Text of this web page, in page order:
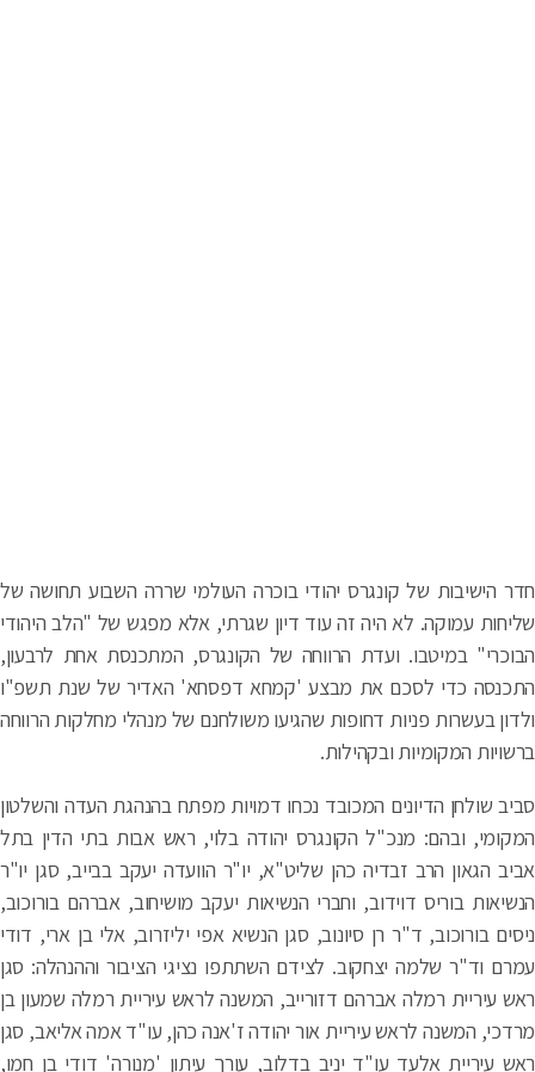
הישיבות של קונגרס יהודי בוכרה העולמי שררה השבוע תחושה של
עמוקה. לא היה זה עוד דיון שגרתי, אלא מפגש של "הלב היהודי
במיטבו. ועדת הרווחה של הקונגרס, המתכנסת אחת לרבעון,
כדי לסכם את מבצע 'קמחא דפסחא' האדיר של שנת תשפ"ו
בעשרות פניות דחופות שהגיעו משולחנם של מנהלי מחלקות הרווחה
המקומיות ובקהילות.
שולחן הדיונים המכובד נכחו דמויות מפתח בהנהגת העדה והשלטון
ובהם: מנכ"ל הקונגרס יהודה בלוי, ראש אבות בתי הדין בתל
הגאון הרב זבדיה כהן שליט"א, יו"ר הוועדה יעקב בבייב, סגן יו"ר
בוריס דוידוב, וחברי הנשיאות יעקב מושיחוב, אברהם בורוכוב,
בורוכוב, ד"ר רן סיונוב, סגן הנשיא אפי יליזרוב, אלי בן ארי, דודי
וד"ר שלמה יצחקוב. לצידם השתתפו נציגי הציבור וההנהלה: סגן
עיריית רמלה אברהם דזורייב, המשנה לראש עיריית רמלה שמעון בן
המשנה לראש עיריית אור יהודה ז'אנה כהן, עו"ד אמה אליאב, סגן
עיריית אלעד עו"ד יניב בדלוב, עורך עיתון 'מנורה' דודי בן חמו,